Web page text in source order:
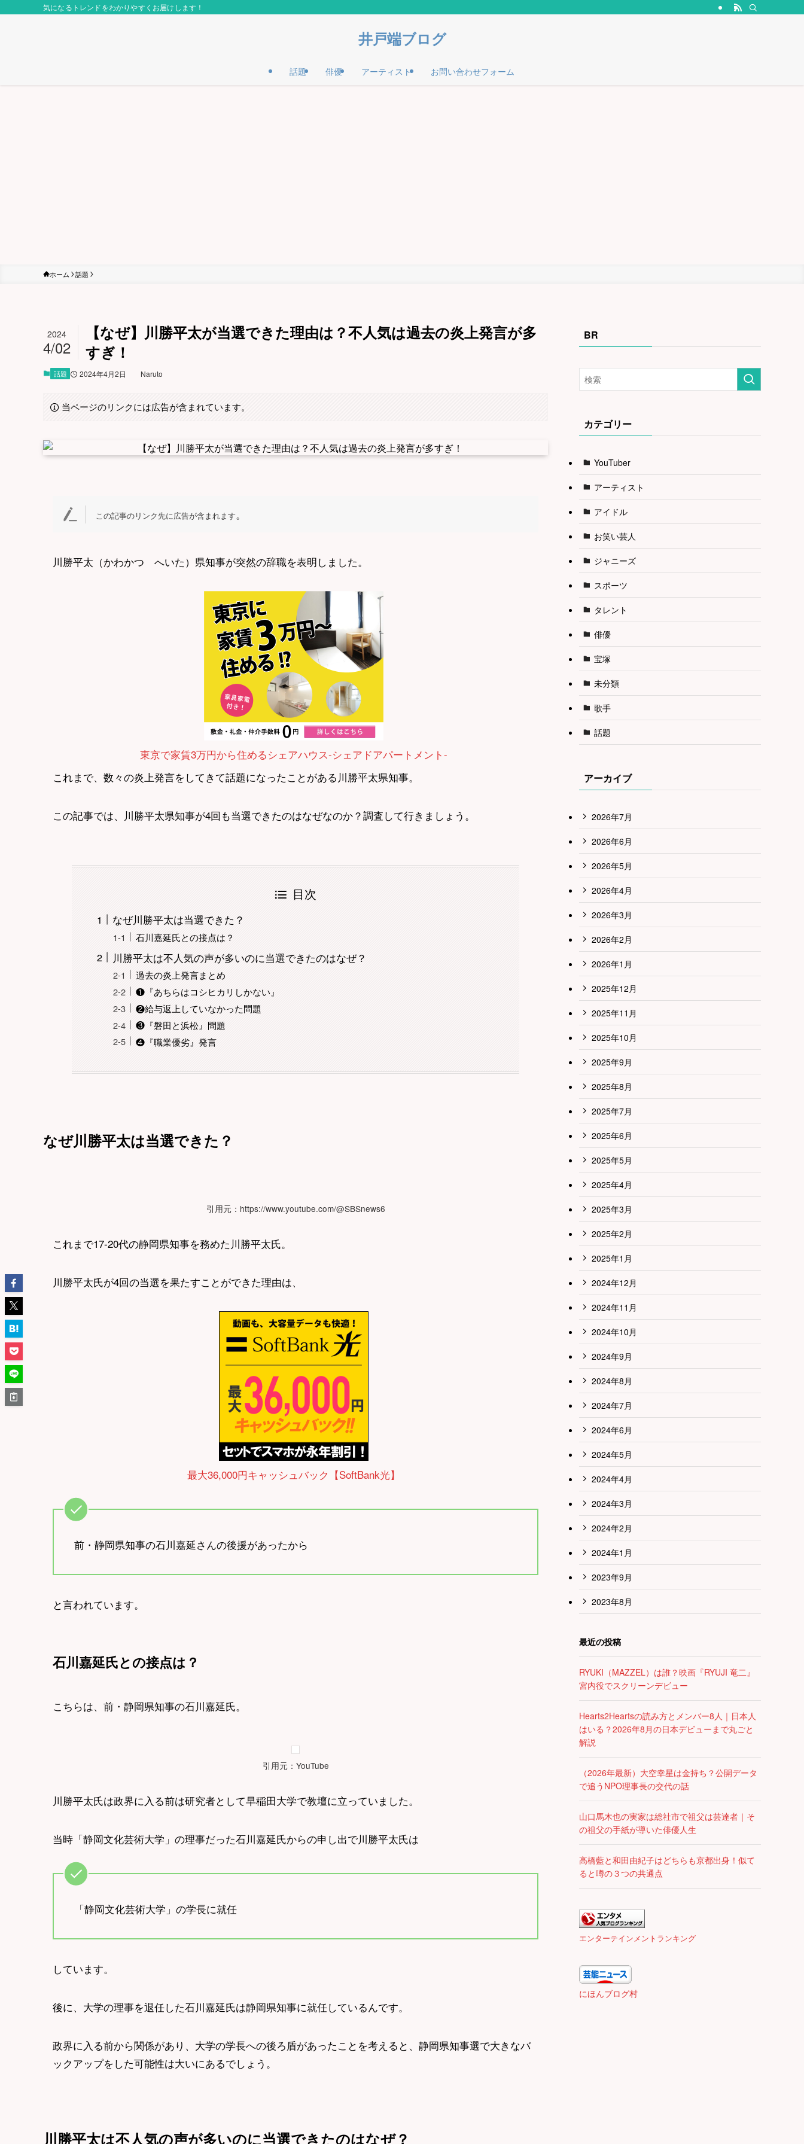
気になるトレンドをわかりやすくお届けします！
井戸端ブログ
話題 俳優 アーティスト お問い合わせフォーム
ホーム 話題
【なぜ】川勝平太が当選できた理由は？不人気は過去の炎上発言が多
すぎ！
2024
4/02
話題 2024年4月2日 Naruto
当ページのリンクには広告が含まれています。
この記事のリンク先に広告が含まれます。
川勝平太（かわかつ へいた）県知事が突然の辞職を表明しました。
東京で家賃3万円から住めるシェアハウス-シェアドアパートメント-
これまで、数々の炎上発言をしてきて話題になったことがある川勝平太県知事。
この記事では、川勝平太県知事が4回も当選できたのはなぜなのか？調査して行きましょう。
目次
なぜ川勝平太は当選できた？
石川嘉延氏との接点は？
川勝平太は不人気の声が多いのに当選できたのはなぜ？
過去の炎上発言まとめ
❶『あちらはコシヒカリしかない』
❷給与返上していなかった問題
❸『磐田と浜松』問題
❹『職業優劣』発言
なぜ川勝平太は当選できた？
引用元：https://www.youtube.com/@SBSnews6
これまで17-20代の静岡県知事を務めた川勝平太氏。
川勝平太氏が4回の当選を果たすことができた理由は、
最大36,000円キャッシュバック【SoftBank光】
前・静岡県知事の石川嘉延さんの後援があったから
と言われています。
石川嘉延氏との接点は？
こちらは、前・静岡県知事の石川嘉延氏。
引用元：YouTube
川勝平太氏は政界に入る前は研究者として早稲田大学で教壇に立っていました。
当時「静岡文化芸術大学」の理事だった石川嘉延氏からの申し出で川勝平太氏は
「静岡文化芸術大学」の学長に就任
しています。
後に、大学の理事を退任した石川嘉延氏は静岡県知事に就任しているんです。
政界に入る前から関係があり、大学の学長への後ろ盾があったことを考えると、静岡県知事選で大きなバ
ックアップをした可能性は大いにあるでしょう。
川勝平太は不人気の声が多いのに当選できたのはなぜ？
BR
カテゴリー
YouTuber
アーティスト
アイドル
お笑い芸人
ジャニーズ
スポーツ
タレント
俳優
宝塚
未分類
歌手
話題
アーカイブ
2026年7月
2026年6月
2026年5月
2026年4月
2026年3月
2026年2月
2026年1月
2025年12月
2025年11月
2025年10月
2025年9月
2025年8月
2025年7月
2025年6月
2025年5月
2025年4月
2025年3月
2025年2月
2025年1月
2024年12月
2024年11月
2024年10月
2024年9月
2024年8月
2024年7月
2024年6月
2024年5月
2024年4月
2024年3月
2024年2月
2024年1月
2023年9月
2023年8月
最近の投稿
RYUKI（MAZZEL）は誰？映画『RYUJI 竜二』
宮内役でスクリーンデビュー
Hearts2Heartsの読み方とメンバー8人｜日本人
はいる？2026年8月の日本デビューまで丸ごと
解説
（2026年最新）大空幸星は金持ち？公開データ
で追うNPO理事長の交代の話
山口馬木也の実家は総社市で祖父は芸達者｜そ
の祖父の手紙が導いた俳優人生
高橋藍と和田由紀子はどちらも京都出身！似て
ると噂の３つの共通点
エンターテインメントランキング
にほんブログ村